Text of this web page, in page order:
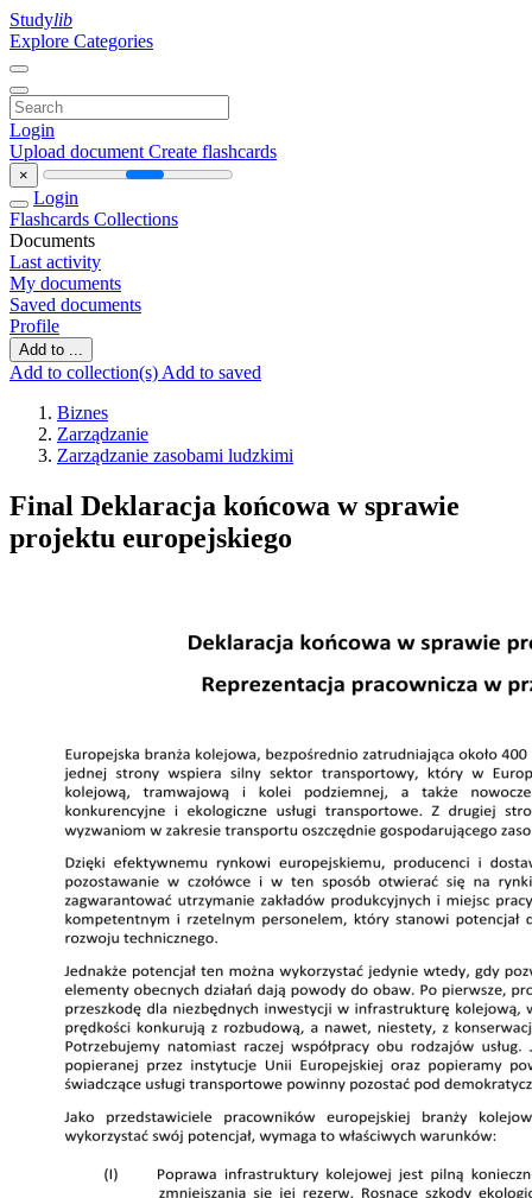
Studylib
Explore Categories
Login
Upload document Create flashcards
×
Login
Flashcards Collections
Documents
Last activity
My documents
Saved documents
Profile
Add to ...
Add to collection(s) Add to saved
Biznes
Zarządzanie
Zarządzanie zasobami ludzkimi
Final Deklaracja końcowa w sprawie
projektu europejskiego